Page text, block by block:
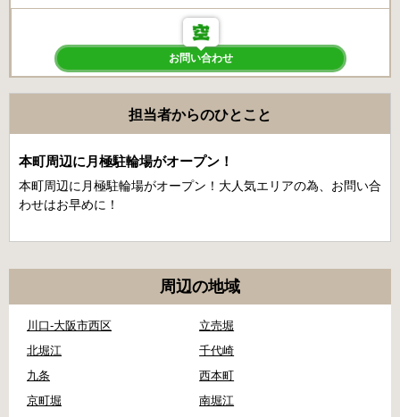
お問い合わせ
担当者からのひとこと
本町周辺に月極駐輪場がオープン！
本町周辺に月極駐輪場がオープン！大人気エリアの為、お問い合
わせはお早めに！
周辺の地域
川口-大阪市西区
立売堀
北堀江
千代崎
九条
西本町
京町堀
南堀江